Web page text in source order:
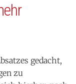
gedacht,
zu